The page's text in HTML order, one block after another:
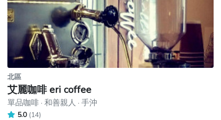
北區
艾麗咖啡 eri coffee
單品咖啡 · 和善親人 · 手沖
5.0 (14)